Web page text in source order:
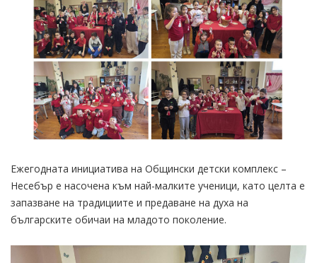
Ежегодната инициатива на Общински детски комплекс –
Несебър е насочена към най-малките ученици, като целта е
запазване на традициите и предаване на духа на
българските обичаи на младото поколение.